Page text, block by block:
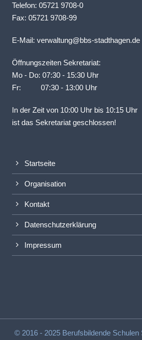
Telefon: 05721 9708-0
Fax: 05721 9708-99
E-Mail: verwaltung@bbs-stadthagen.de
Öffnungszeiten Sekretariat:
Mo - Do: 07:30 - 15:30 Uhr
Fr: 07:30 - 13:00 Uhr
In der Zeit von 10:00 Uhr bis 10:15 Uhr
ist das Sekretariat geschlossen!
Startseite
Organisation
Kontakt
Datenschutzerklärung
Impressum
© 2016 - 2025 Berufsbildende Schulen